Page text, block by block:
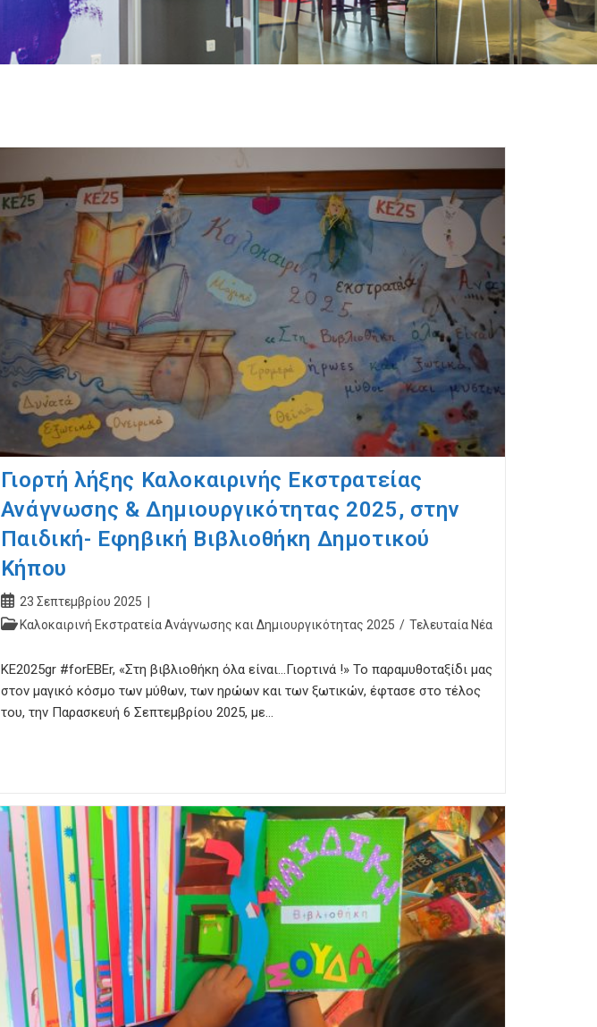
Γιορτή λήξης Καλοκαιρινής Εκστρατείας
Ανάγνωσης & Δημιουργικότητας 2025, στην
Παιδική- Εφηβική Βιβλιοθήκη Δημοτικού
Κήπου
Post
published:
23 Σεπτεμβρίου 2025
PostΚαλοκαιρινή Εκστρατεία Ανάγνωσης και Δημιουργικότητας 2025 / Τελευταία Νέα
ΚΕ2025gr #forEBEr, «Στη βιβλιοθήκη όλα είναι…Γιορτινά !» Το παραμυθοταξίδι μας
στον μαγικό κόσμο των μύθων, των ηρώων και των ξωτικών, έφτασε στο τέλος
του, την Παρασκευή 6 Σεπτεμβρίου 2025, με…